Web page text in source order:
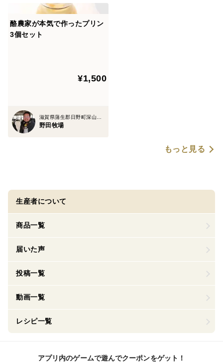
酪農家が本気で作ったプリン
3個セット
¥1,500
野田牧場
もっと見る
生産者について
商品一覧
届いた声
投稿一覧
動画一覧
レシピ一覧
アプリ内のゲームで遊んでクーポンをゲット！